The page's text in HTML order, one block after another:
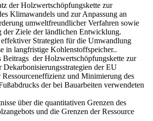
der Holzwertschöpfungskette zur
Klimawandels und zur Anpassung an
umweltfreundlicher Verfahren sowie
der Ziele der ländlichen Entwicklung.
Strategien für die Umwandlung
in langfristige Kohlenstoffspeicher..
Beitrags der Holzwertschöpfungskette zur
Dekarbonisierungsstrategien der EU
Ressourceneffizienz und Minimierung des
der bei Bauarbeiten verwendeten
über die quantitativen Grenzen des
und die Grenzen der Ressource